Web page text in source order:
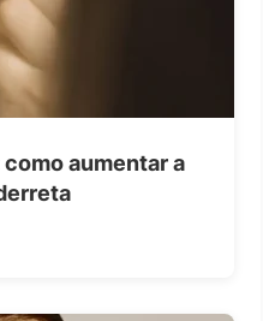
aumentar a